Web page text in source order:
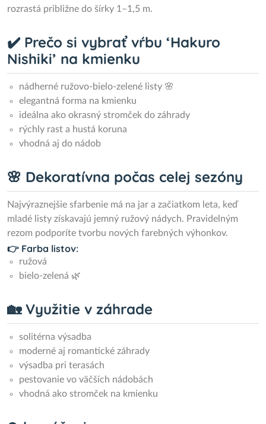
rozrastá približne do šírky 1–1,5 m.
✔️ Prečo si vybrať vŕbu ‘Hakuro
Nishiki’ na kmienku
nádherné ružovo-bielo-zelené listy 🌸
elegantná forma na kmienku
ideálna ako okrasný stromček do záhrady
rýchly rast a hustá koruna
vhodná aj do nádob
🌸 Dekoratívna počas celej sezóny
Najvýraznejšie sfarbenie má na jar a začiatkom leta, keď
mladé listy získavajú jemný ružový nádych. Pravidelným
rezom podporíte tvorbu nových farebných výhonkov.
👉 Farba listov:
ružová
bielo-zelená 🌿
🏡 Využitie v záhrade
solitérna výsadba
moderné aj romantické záhrady
výsadba pri terasách
pestovanie vo väčších nádobách
vhodná ako stromček na kmienku